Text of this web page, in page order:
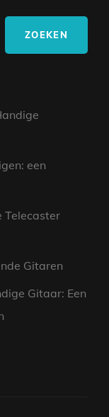
ZOEKEN
een
Telecaster
Gitaren
Gitaar: Een